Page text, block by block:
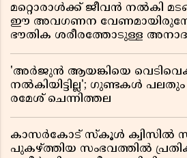
മറ്റൊരാൾക്ക് ജീവൻ നൽകി
ഈ അവഗണന
ഭൗതിക ശരീരത്തോടുള്ള
'അർജുൻ ആയങ്കിയെ
നൽകിയിട്ടില്ല'; ഗുണ്ടകൾ പലതും
രമേശ് ചെന്നിത്തല
കാസർകോട് സ്കൂൾ ക്വിസിൽ
പുകഴ്ത്തിയ സംഭവത്തിൽ